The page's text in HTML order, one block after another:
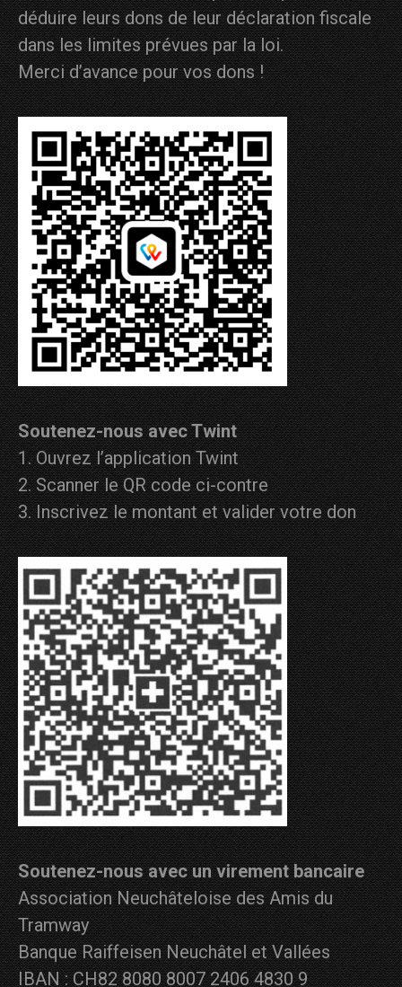
déduire leurs dons de leur déclaration fiscale
dans les limites prévues par la loi.
Merci d’avance pour vos dons !
Soutenez-nous avec Twint
Ouvrez l’application Twint
Scanner le QR code ci-contre
Inscrivez le montant et valider votre don
Soutenez-nous avec un virement bancaire
Association Neuchâteloise des Amis du
Tramway
Banque Raiffeisen Neuchâtel et Vallées
IBAN : CH82 8080 8007 2406 4830 9